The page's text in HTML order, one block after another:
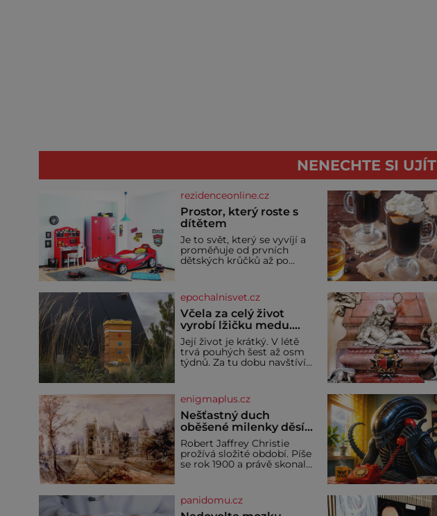
NENECHTE SI
rezidenceonline.cz
Prostor, který roste s
dítětem
Je to svět, který se vyvíjí a
proměňuje od prvních
dětských krůčků až po
bezpečí, kreativitu,
soustředění i odpočinek a
reaguje na každou etapu
života a specifické potřeby
dítěte. Pro nejmenší je
klíčová jednoduchost,
měkkost a bezpečí, proto
by pokoj miminka měl
epochalnisvet.cz
Včela za celý život
vyrobí lžičku medu.
Čím je pražský med ze
střech tak ceněný?
Její život je krátký. V létě
trvá pouhých šest až osm
týdnů. Za tu dobu navštíví
přibližně devět gramů
medu – zhruba jednu
čajovou lžičku. Sama o sobě
se může zdát bezvýznamná.
Teprve když se spojí s
dalšími desítkami tisíc
příslušnic svého včelstva,
vznikne jeden z
enigmaplus.cz
Nešťastný duch
oběšené milenky děsí
studentky
Robert Jaffrey Christie
prožívá složité období. Píše
se rok 1900 a právě skonal
(1829–1900). Smutná
událost je ale doprovázena
panidomu.cz